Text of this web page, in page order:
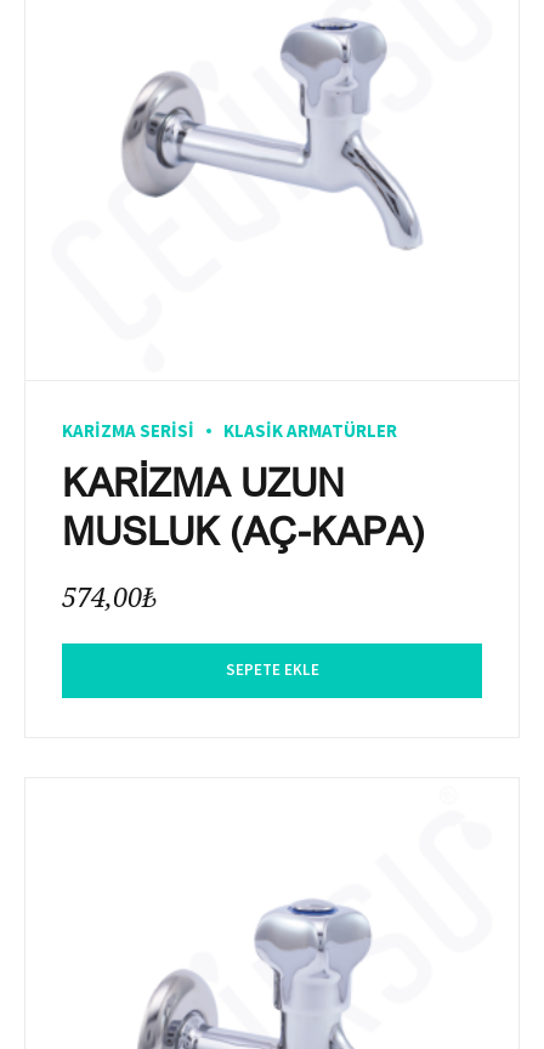
KARIZMA SERISI KLASIK ARMATÜRLER
KARİZMA UZUN
MUSLUK (AÇ-KAPA)
574,00₺
SEPETE EKLE